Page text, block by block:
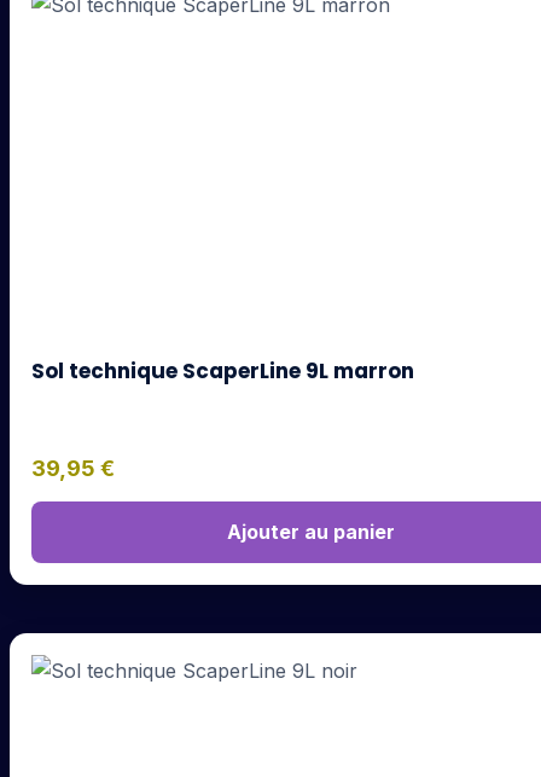
Sol technique ScaperLine 9L marron
39,95 €
Ajouter au panier